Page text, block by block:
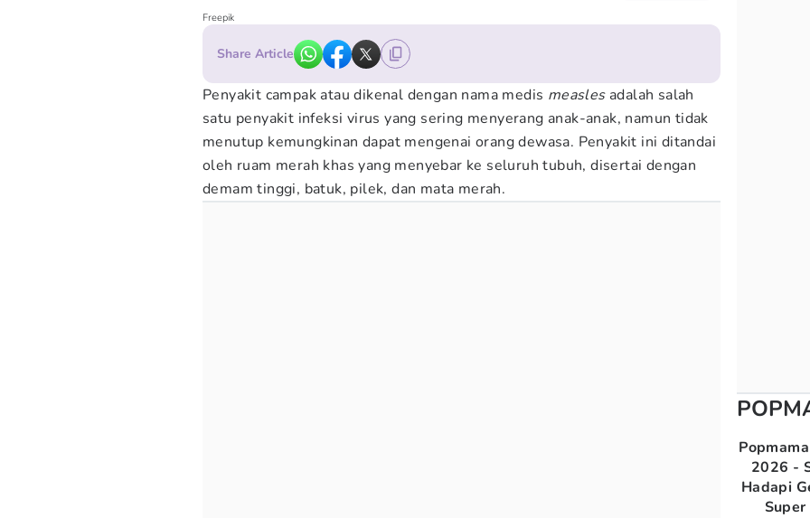
Freepik
Share Article
Penyakit campak atau dikenal dengan nama medis measles adalah salah
satu penyakit infeksi virus yang sering menyerang anak-anak, namun tidak
menutup kemungkinan dapat mengenai orang dewasa. Penyakit ini ditandai
oleh ruam merah khas yang menyebar ke seluruh tubuh, disertai dengan
demam tinggi, batuk, pilek, dan mata merah.
2026 -
Hadapi